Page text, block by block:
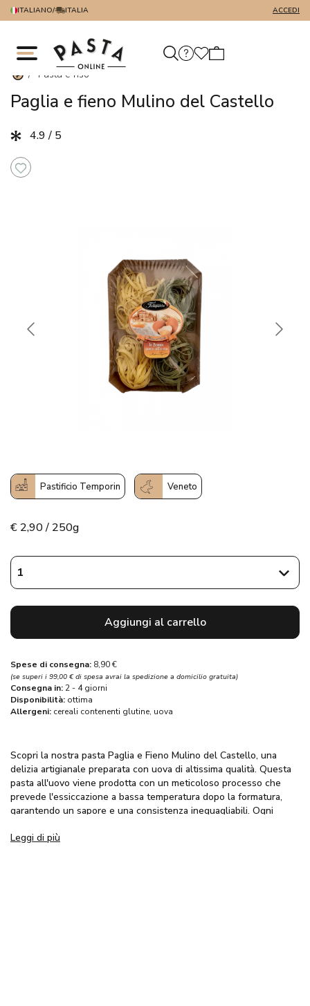
ITALIANO/ ITALIA ACCEDI
/ Pasta e riso
Paglia e fieno Mulino del Castello
4.9 / 5
Pastificio Temporin Veneto
€ 2,90 / 250g
Aggiungi al carrello
Spese di consegna: 8,90 €
(se superi i 99,00 € di spesa avrai la spedizione a domicilio gratuita)
Consegna in: 2 - 4 giorni
Disponibilità: ottima
Allergeni: cereali contenenti glutine, uova
Scopri la nostra pasta Paglia e Fieno Mulino del Castello, una
delizia artigianale preparata con uova di altissima qualità. Questa
pasta all'uovo viene prodotta con un meticoloso processo che
prevede l'essiccazione a bassa temperatura dopo la formatura,
garantendo un sapore e una consistenza ineguagliabili. Ogni
perfetta per deliziare le tue ricette. Acquista la tua pasta preferita
Leggi di più